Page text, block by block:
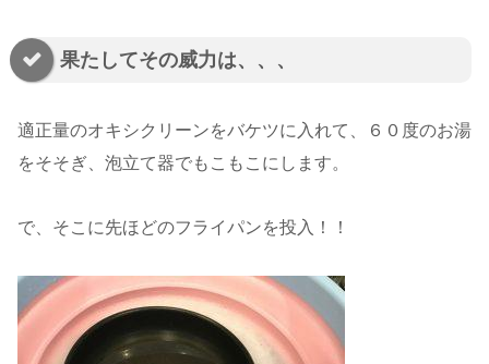
果たしてその威力は、、、
適正量のオキシクリーンをバケツに入れて、６０度のお湯
をそそぎ、泡立て器でもこもこにします。
で、そこに先ほどのフライパンを投入！！